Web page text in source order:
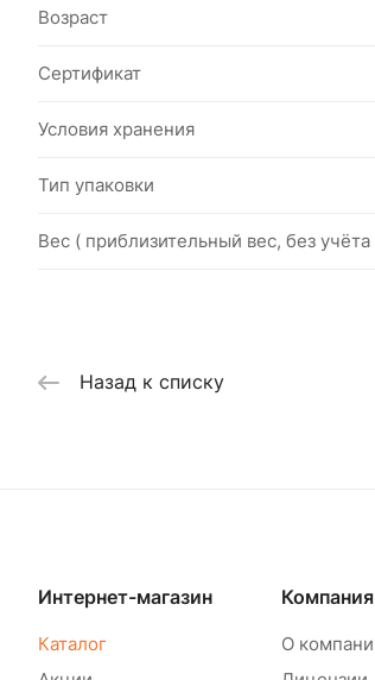
Возраст
Сертификат
Условия хранения
Тип упаковки
Вес ( приблизительный вес, без
Назад к списку
Интернет-магазин
Каталог
Компания
О